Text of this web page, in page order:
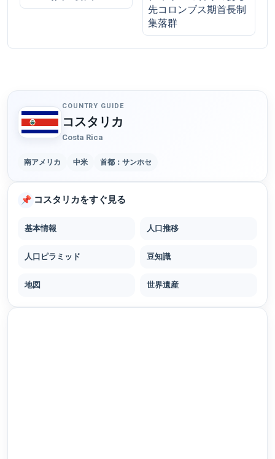
先コロンブス期首長制
集落群
COUNTRY GUIDE
コスタリカ
Costa Rica
南アメリカ 中米 首都：サンホセ
📌 コスタリカをすぐ見る
基本情報 人口推移
人口ピラミッド 豆知識
地図 世界遺産